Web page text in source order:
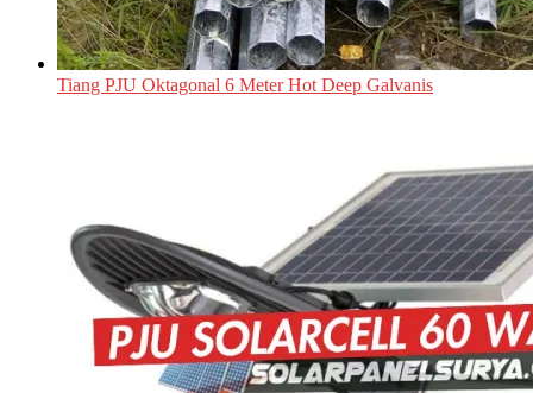
Tiang PJU Oktagonal 6 Meter Hot Deep Galvanis